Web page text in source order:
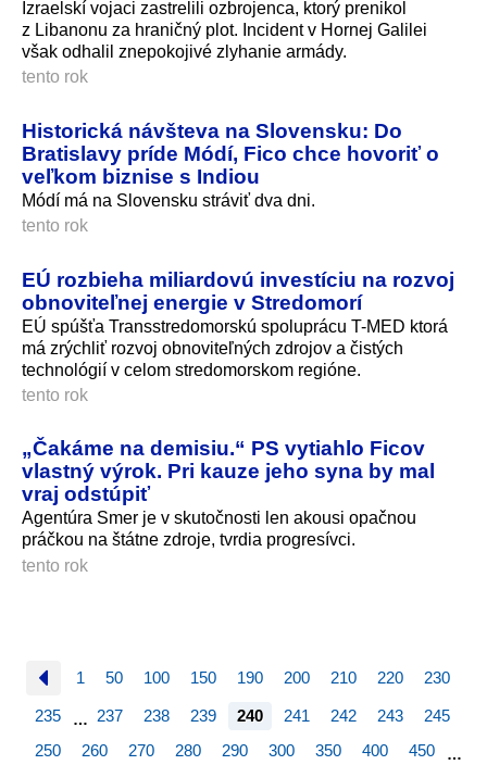
Izraelskí vojaci zastrelili ozbrojenca, ktorý prenikol
z Libanonu za hraničný plot. Incident v Hornej Galilei
však odhalil znepokojivé zlyhanie armády.
tento rok
Historická návšteva na Slovensku: Do
Bratislavy príde Módí, Fico chce hovoriť o
veľkom biznise s Indiou
Módí má na Slovensku stráviť dva dni.
tento rok
EÚ rozbieha miliardovú investíciu na rozvoj
obnoviteľnej energie v Stredomorí
EÚ spúšťa Transstredomorskú spoluprácu T-MED ktorá
má zrýchliť rozvoj obnoviteľných zdrojov a čistých
technológií v celom stredomorskom regióne.
tento rok
„Čakáme na demisiu.“ PS vytiahlo Ficov
vlastný výrok. Pri kauze jeho syna by mal
vraj odstúpiť
Agentúra Smer je v skutočnosti len akousi opačnou
práčkou na štátne zdroje, tvrdia progresívci.
tento rok
1 50 100 150 190 200 210 220 230
235 … 237 238 239 240 241 242 243
245
250
260 270 280 290 300 350 400 450 …